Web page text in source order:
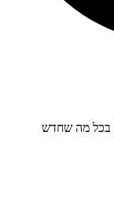
בכל מה שחדש